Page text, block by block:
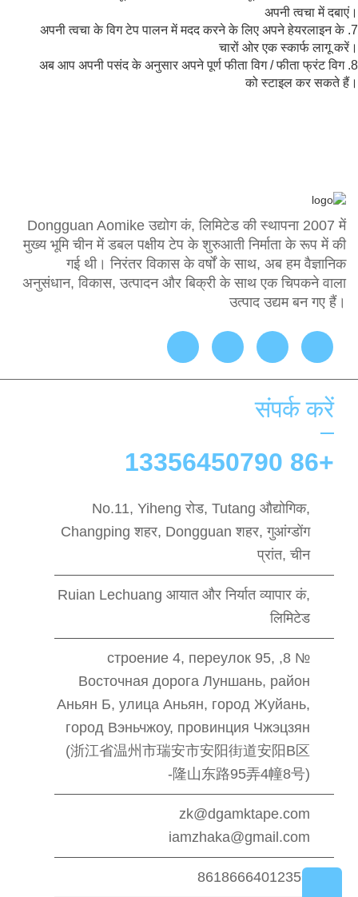
अपनी त्वचा में दबाएं।
7. अपनी त्वचा के विग टेप पालन में मदद करने के लिए अपने हेयरलाइन के
चारों ओर एक स्कार्फ लागू करें।
8. अब आप अपनी पसंद के अनुसार अपने पूर्ण फीता विग / फीता फ्रंट विग
को स्टाइल कर सकते हैं।
Dongguan Aomike उद्योग कं, लिमिटेड की स्थापना 2007 में
मुख्य भूमि चीन में डबल पक्षीय टेप के शुरुआती निर्माता के रूप में की
गई थी। निरंतर विकास के वर्षों के साथ, अब हम वैज्ञानिक
अनुसंधान, विकास, उत्पादन और बिक्री के साथ एक चिपकने वाला
उत्पाद उद्यम बन गए हैं।
संपर्क करें
+86 13356450790
No.11, Yiheng रोड, Tutang औद्योगिक,
Changping शहर, Dongguan शहर, गुआंग्डोंग
प्रांत, चीन
Ruian Lechuang आयात और निर्यात व्यापार कं,
लिमिटेड
№ 8, строение 4, переулок 95,
Восточная дорога Луншань, район
Аньян Б, улица Аньян, город Жуйань,
город Вэньчжоу, провинция Чжэцзян
(浙江省温州市瑞安市安阳街道安阳B区
隆山东路95弄4幢8号)-
zk@dgamktape.com
iamzhaka@gmail.com